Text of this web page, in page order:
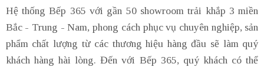
Hệ thống Bếp 365 với gần 50 showroom trải khắp 3 miền
Bắc - Trung - Nam, phong cách phục vụ chuyên nghiệp, sản
phẩm chất lượng từ các thương hiệu hàng đầu sẽ làm quý
khách hàng hài lòng. Đến với Bếp 365, quý khách có thể